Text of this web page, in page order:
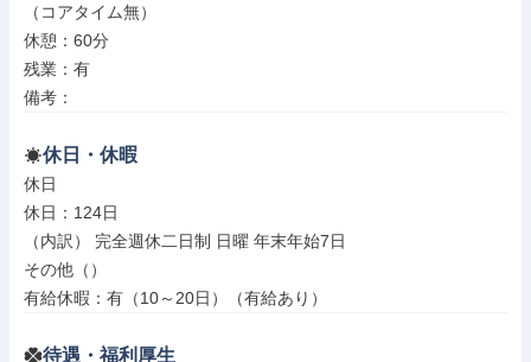
（コアタイム無）
休憩：60分
残業：有
備考：
休日・休暇
休日
休日：124日
（内訳） 完全週休二日制 日曜 年末年始7日
その他（）
有給休暇：有（10～20日）（有給あり）
待遇・福利厚生